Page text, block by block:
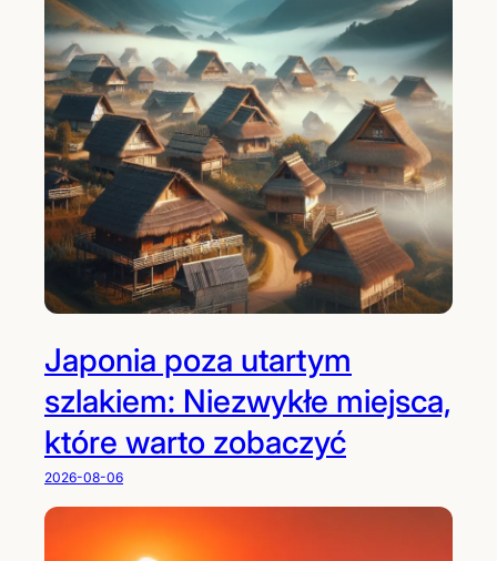
Japonia poza utartym
szlakiem: Niezwykłe miejsca,
które warto zobaczyć
2026-08-06